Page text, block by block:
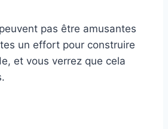
pas être amusantes
un effort pour construire
et vous verrez que cela